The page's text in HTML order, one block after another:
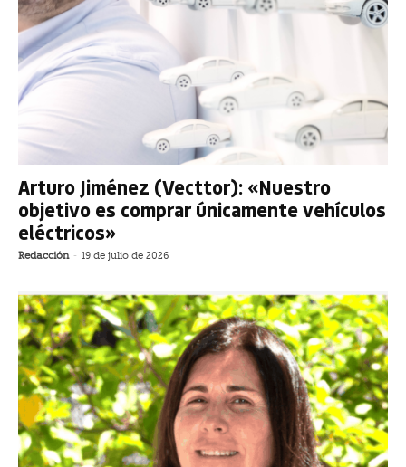
Arturo Jiménez (Vecttor): «Nuestro
objetivo es comprar únicamente vehículos
eléctricos»
Redacción - 19 de julio de 2026